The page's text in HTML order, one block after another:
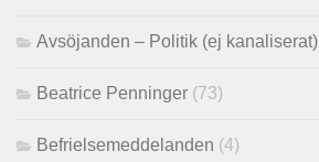
Avsöjanden – Politik (ej kanaliserat)
Beatrice Penninger (73)
Befrielsemeddelanden (4)